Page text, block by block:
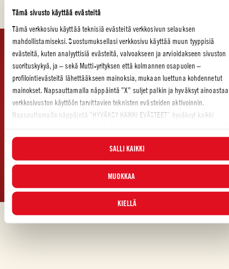
Tämä sivusto käyttää evästeitä
Tämä verkkosivu käyttää teknisiä evästeitä verkkosivun selauksen
mahdollistamiseksi. Suostumuksellasi verkkosivu käyttää muun tyyppisiä
evästeitä, kuten analyyttisiä evästeitä, valvoakseen ja arvioidakseen sivuston
suorituskykyä, ja – sekä Mutti-yrityksen että kolmannen osapuolen –
profilointievästeitä lähettääkseen mainoksia, mukaan luettuna kohdennetut
mainokset. Napsauttamalla näppäintä ”X” suljet palkin ja hyväksyt
verkkosivuston käyttöön tarvittavien teknisten evästeiden aktivoinnin.
Napsauttamalla näppäintä ”HYVÄKSY KAIKKI EVÄSTEET” hyväksyt kaikki
tahansa, mitkä evästeet hyväksyt, ja katsella päivitettyä evästeluetteloa
”HALLINNOI”-painikkeesta. Lisätietoja varten tutustu
SALLI KAIKKI
MUOKKAA
KIELLÄ
ASIAKASPALVELU
Ota yhteyttä
YRITYS
Todistukset
Eettiset säännöt
Whistleblowing
OIKEUDELLINEN HUOMAUTUS JA
TIETOSUOJAILMOITUS
© 2026 Mutti S.p.A. Industria Conserve Alimentari